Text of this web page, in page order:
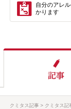
自分のアレ
かります
クミタス記事 クミタス記